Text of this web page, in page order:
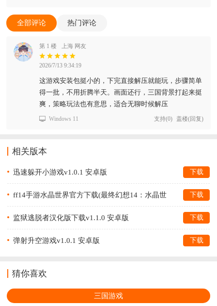
全部评论 热门评论
第 1 楼 上海 网友
2026/7/13 9:34:19
这游戏安装包挺小的，下完直接解压就能玩，步骤简单
得一批，不用折腾半天。画面还行，三国背景打起来挺
爽，策略玩法也有意思，适合无聊时候解压
Windows 11 支持(0) 盖楼(回复)
相关版本
迅速躲开小游戏v1.0.1 安卓版 下载
ff14手游水晶世界官方下载(最终幻想14：水晶世
下载
监狱逃脱者汉化版下载v1.1.0 安卓版 下载
弹射升空游戏v1.0.1 安卓版 下载
猜你喜欢
三国游戏